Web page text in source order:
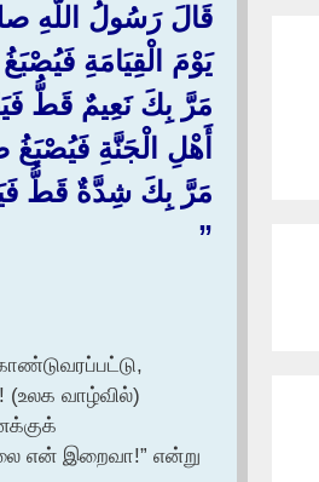
قَالَ رَسُولُ اللَّهِ
يَوْمَ الْقِيَامَةِ
مَرَّ بِكَ نَعِيمٌ قَطُّ
أَهْلِ الْجَنَّةِ
مَرَّ بِكَ شِدَّةٌ قَطُّ
‏”‏
(உலக வாழ்வில்)
என் இறைவா!” என்று